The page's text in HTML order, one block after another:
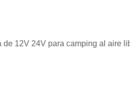
de 12V 24V para camping al aire